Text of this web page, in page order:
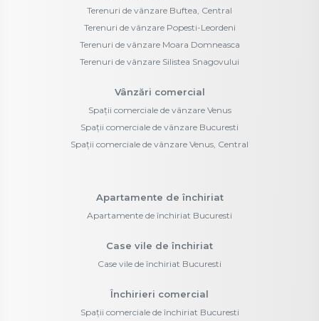
Terenuri de vânzare Buftea, Central
Terenuri de vânzare Popesti-Leordeni
Terenuri de vânzare Moara Domneasca
Terenuri de vânzare Silistea Snagovului
Vânzări comercial
Spații comerciale de vânzare Venus
Spații comerciale de vânzare Bucuresti
Spații comerciale de vânzare Venus, Central
Apartamente de închiriat
Apartamente de închiriat Bucuresti
Case vile de închiriat
Case vile de închiriat Bucuresti
Închirieri comercial
Spații comerciale de închiriat Bucuresti